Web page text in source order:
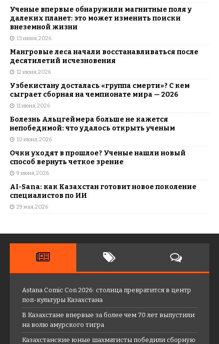
Ученые впервые обнаружили магнитные поля у
далеких планет: это может изменить поиски
внеземной жизни
13 июня, 2026
Мангровые леса начали восстанавливаться после
десятилетий исчезновения
12 июня, 2026
Узбекистану досталась «группа смерти»? С кем
сыграет сборная на чемпионате мира — 2026
11 июня, 2026
Болезнь Альцгеймера больше не кажется
непобедимой: что удалось открыть ученым
10 июня, 2026
Очки уходят в прошлое? Ученые нашли новый
способ вернуть четкое зрение
9 июня, 2026
AI-Sana: как Казахстан готовит новое поколение
специалистов по ИИ
29 мая, 2026
Astana Comic Con 2026: столица превратится в центр
поп-культуры Казахстана
В Казахстане впервые за более чем 70 лет выпустили
на волю амурского тигра
Казахстанские юные шахматисты победили сборную